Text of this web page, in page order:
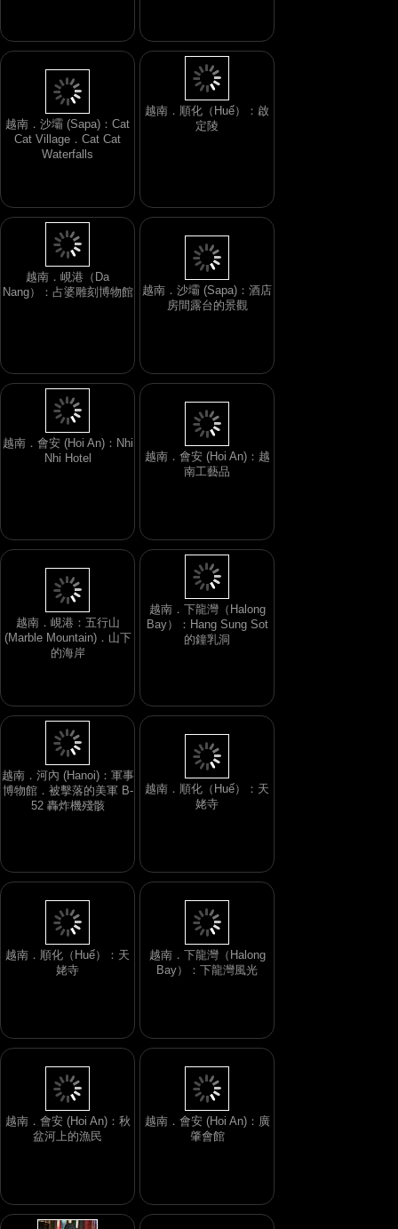
越南．沙壩 (Sapa)：Cat
Cat Village．Cat Cat
Waterfalls
越南．順化（Huế）：啟
定陵
越南．峴港（Da
Nang）：占婆雕刻博物館
越南．沙壩 (Sapa)：酒店
房間露台的景觀
越南．會安 (Hoi An)：Nhi
Nhi Hotel
越南．會安 (Hoi An)：越
南工藝品
越南．峴港：五行山
(Marble Mountain)．山下
的海岸
越南．下龍灣（Halong
Bay）：Hang Sung Sot
的鐘乳洞
越南．河內 (Hanoi)：軍事
博物館．被擊落的美軍 B-
52 轟炸機殘骸
越南．順化（Huế）：天
姥寺
越南．順化（Huế）：天
姥寺
越南．下龍灣（Halong
Bay）：下龍灣風光
越南．會安 (Hoi An)：秋
盆河上的漁民
越南．會安 (Hoi An)：廣
肇會館